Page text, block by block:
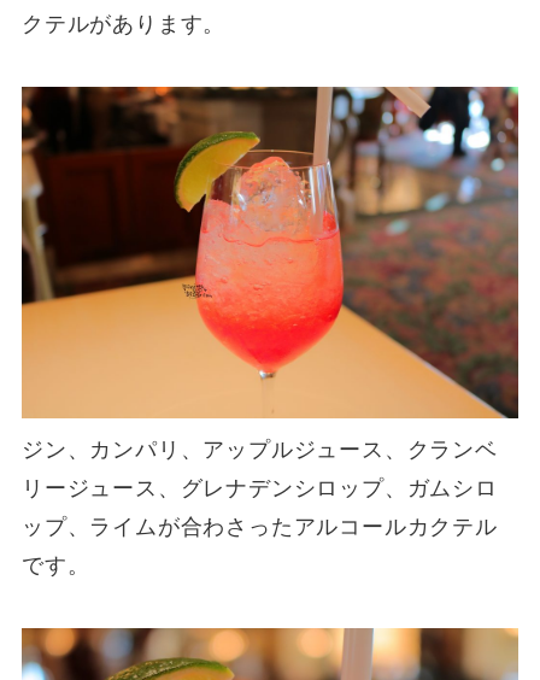
クテルがあります。
ジン、カンパリ、アップルジュース、クランベ
リージュース、グレナデンシロップ、ガムシロ
ップ、ライムが合わさったアルコールカクテル
です。